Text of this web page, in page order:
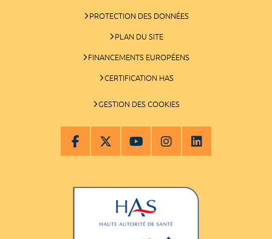
PROTECTION DES DONNÉES
PLAN DU SITE
FINANCEMENTS EUROPÉENS
CERTIFICATION HAS
GESTION DES COOKIES